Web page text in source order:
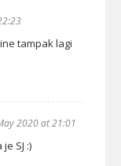
tampak lagi
2020 at 21:01
SJ :)